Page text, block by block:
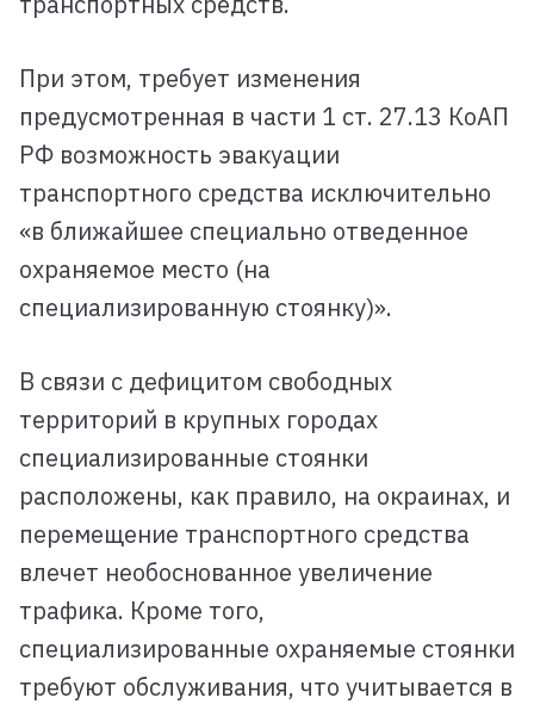
При этом, требует изменения
предусмотренная в части 1 ст. 27.13 КоАП
РФ возможность эвакуации
транспортного средства исключительно
«в ближайшее специально отведенное
охраняемое место (на
специализированную стоянку)».
В связи с дефицитом свободных
территорий в крупных городах
специализированные стоянки
расположены, как правило, на окраинах, и
перемещение транспортного средства
влечет необоснованное увеличение
трафика. Кроме того,
специализированные охраняемые стоянки
требуют обслуживания, что учитывается в